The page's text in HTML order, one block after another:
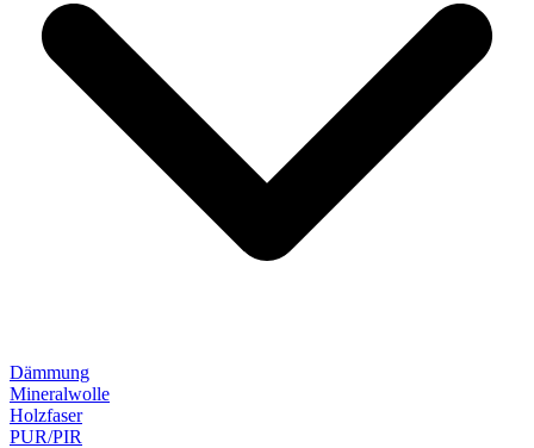
Dämmung
Mineralwolle
Holzfaser
PUR/PIR